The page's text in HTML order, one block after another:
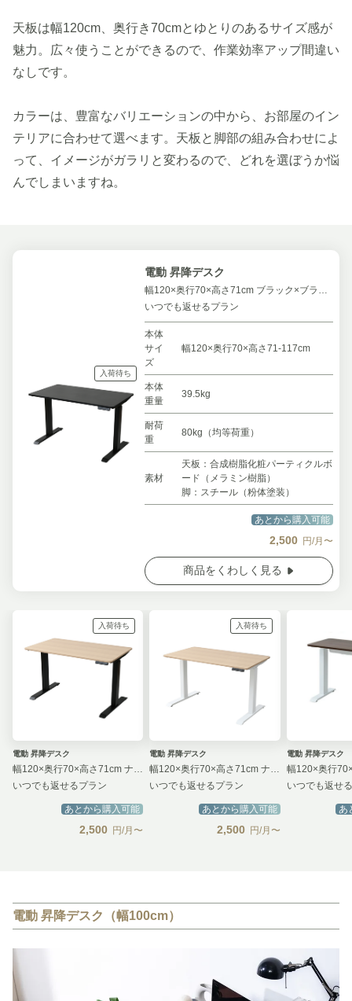
天板は幅120cm、奥行き70cmとゆとりのあるサイズ感が
魅力。広々使うことができるので、作業効率アップ間違い
なしです。
カラーは、豊富なバリエーションの中から、お部屋のイン
テリアに合わせて選べます。天板と脚部の組み合わせによ
って、イメージがガラリと変わるので、どれを選ぼうか悩
んでしまいますね。
入荷待ち
電動 昇降デスク
いつでも返せるプラン
本体
サイ
ズ
幅120×奥行70×高さ71-117cm
本体
重量
39.5kg
耐荷
重
80kg（均等荷重）
素材
天板：合成樹脂化粧パーティクルボ
ード（メラミン樹脂）
脚：スチール（粉体塗装）
あとから購入可能
2,500 円/月〜
商品をくわしく見る
入荷待ち
電動 昇降デスク
幅120×奥行70×高さ71cm ナチュラル×ブラック
いつでも返せるプラン
あとから購入可能
2,500 円/月〜
入荷待ち
電動 昇降デスク
幅120×奥行70×高さ71cm ナチュラル×ホワイト
いつでも返せるプラン
あとから購入可能
2,500 円/月〜
電動 昇降デスク
いつでも返せ
あ
電動 昇降デスク（幅100cm）